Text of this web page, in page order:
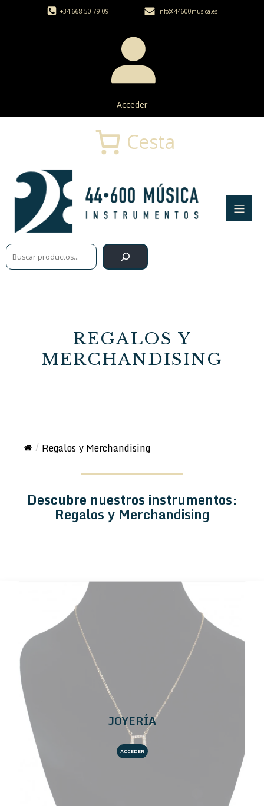
+34 668 50 79 09 info@44600musica.es
Acceder
Buscar
Cesta
REGALOS Y
MERCHANDISING
Regalos y Merchandising
Descubre nuestros instrumentos:
Regalos y Merchandising
JOYERÍA
ACCEDER